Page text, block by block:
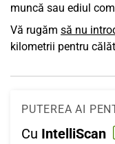
muncă sau ediul
Vă rugăm să nu
kilometrii pentru
PUTEREA AI
Cu IntelliScan